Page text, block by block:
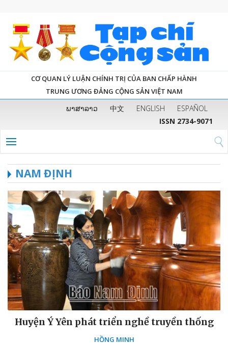
CƠ QUAN LÝ LUẬN CHÍNH TRỊ CỦA BAN CHẤP HÀNH
TRUNG ƯƠNG ĐẢNG CỘNG SẢN VIỆT NAM
ພາສາລາວ 中文 ENGLISH
ESPAÑOL
ISSN 2734-9071
NAM ĐỊNH
Huyện Ý Yên phát triển nghề truyền thống
HỒNG MINH